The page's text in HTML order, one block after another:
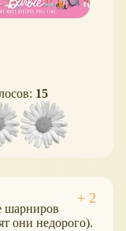
15
шарниров
они недорого).